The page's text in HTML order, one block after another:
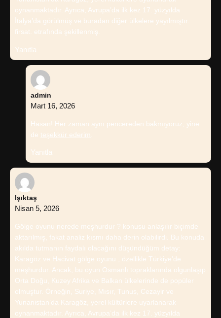
oynanmaktadır. Ayrıca, Avrupa’da ilk kez 17. yüzyılda
İtalya’da görülmüş ve buradan diğer ülkelere yayılmıştır.
firsat. etrafında şekillenmiş.
Yanıtla
admin
Mart 16, 2026
Hasan! Her zaman aynı pencereden bakmıyoruz, yine
de teşekkür ederim
Yanıtla
Işıktaş
Nisan 5, 2026
Gölge oyunu nerede meşhurdur ? konusu anlaşılır biçimde
aktarılmış, fakat analiz kısmı daha derin olabilirdi. Bu konuda
akılda tutmanın faydalı olacağını düşündüğüm detay:
Karagöz ve Hacivat gölge oyunu , özellikle Türkiye’de
meşhurdur. Ancak, bu oyun Osmanlı topraklarında olgunlaşıp
Orta Doğu, Kuzey Afrika ve Balkan ülkelerinde de popüler
olmuştur. Örneğin, Suriye, Mısır, Tunus, Cezayir ve
Yunanistan’da Karagöz, yerel kültürlere uyarlanarak
oynanmaktadır. Ayrıca, Avrupa’da ilk kez 17. yüzyılda